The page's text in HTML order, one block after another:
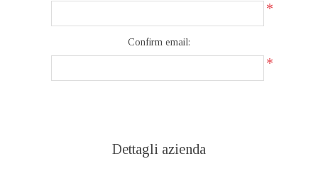
*
Confirm email:
*
Dettagli azienda